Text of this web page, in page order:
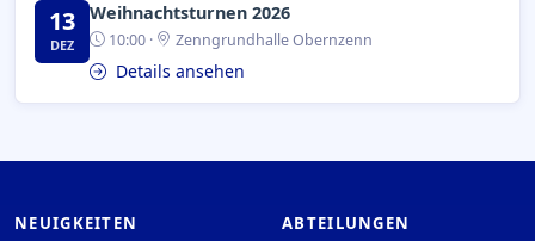
13
DEZ
Weihnachtsturnen 2026
10:00 · Zenngrundhalle Obernzenn
Details ansehen
NEUIGKEITEN ABTEILUNGEN